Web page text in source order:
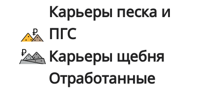
Карьеры песка и
ПГС
Карьеры щебня
Отработанные